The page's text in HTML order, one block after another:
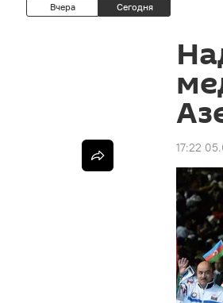
Вчера Сегодня
17:22